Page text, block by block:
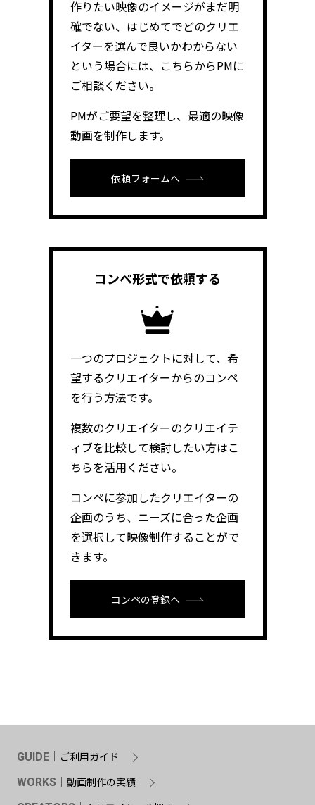
作りたい映像のイメージがまだ明
確でない、はじめてでどのクリエ
イターを選んで良いかわからない
という場合には、こちらからPMに
ご相談ください。
PMがご要望を整理し、最適の映像
動画を制作します。
依頼フォームへ
コンペ形式で依頼する
一つのプロジェクトに対して、希
望するクリエイターからのコンペ
を行う方法です。
複数のクリエイターのクリエイテ
ィブを比較して検討したい方はこ
ちらを活用ください。
コンペに参加したクリエイターの
企画のうち、ニーズに合った企画
を選択して映像制作することがで
きます。
コンペの登録へ
GUIDE ご利用ガイド
WORKS 動画制作の実績